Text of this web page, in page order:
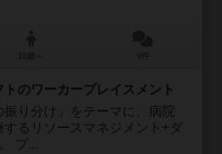
のワーカープレイスメント
り分け」をテーマに、病院
るリソースマネジメント+ダ
プ...